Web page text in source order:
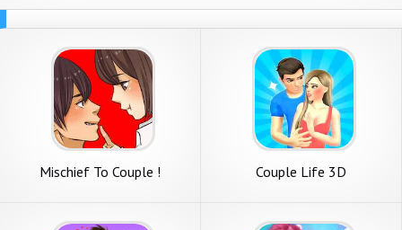
Mischief To Couple ! Couple Life 3D